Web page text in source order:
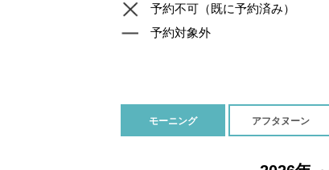
予約不可（既に予約済み）
予約対象外
モーニング アフタヌーン